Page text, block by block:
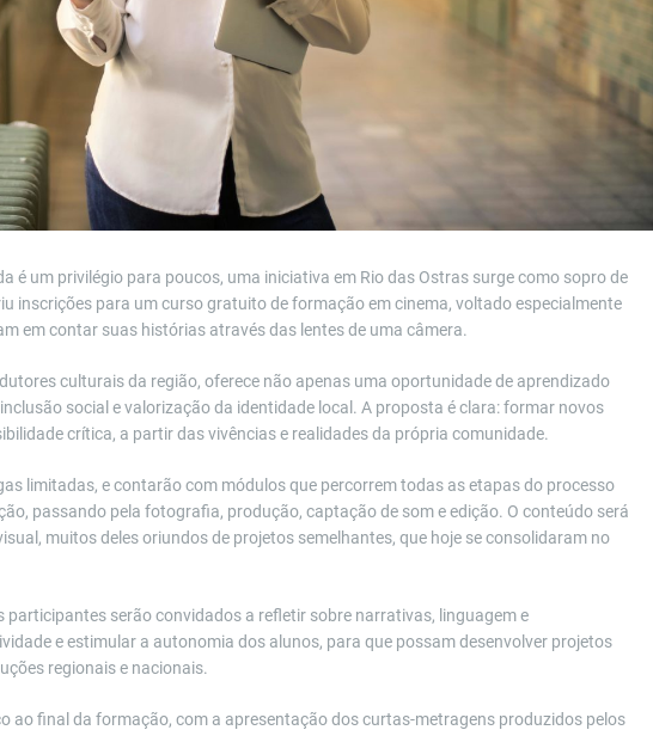
é um privilégio para poucos, uma iniciativa em Rio das Ostras surge como sopro de
inscrições para um curso gratuito de formação em cinema, voltado especialmente
em contar suas histórias através das lentes de uma câmera.
culturais da região, oferece não apenas uma oportunidade de aprendizado
social e valorização da identidade local. A proposta é clara: formar novos
crítica, a partir das vivências e realidades da própria comunidade.
limitadas, e contarão com módulos que percorrem todas as etapas do processo
passando pela fotografia, produção, captação de som e edição. O conteúdo será
muitos deles oriundos de projetos semelhantes, que hoje se consolidaram no
participantes serão convidados a refletir sobre narrativas, linguagem e
e estimular a autonomia dos alunos, para que possam desenvolver projetos
regionais e nacionais.
ao final da formação, com a apresentação dos curtas-metragens produzidos pelos